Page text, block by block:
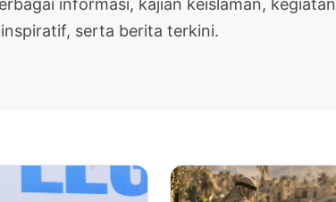
informasi, kajian keislaman, kegiatan
serta berita terkini.